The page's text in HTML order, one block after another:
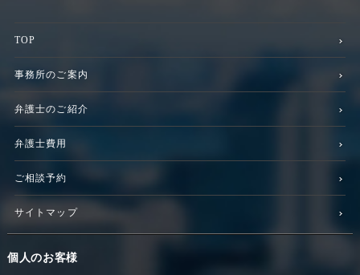
TOP
事務所のご案内
弁護士のご紹介
弁護士費用
ご相談予約
サイトマップ
個人のお客様